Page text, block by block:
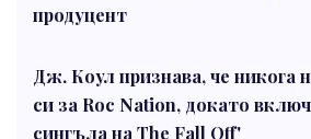
продуцент
Дж. Коул признава, че никога
си за Roc Nation, докато
сингъла на The Fall Off'